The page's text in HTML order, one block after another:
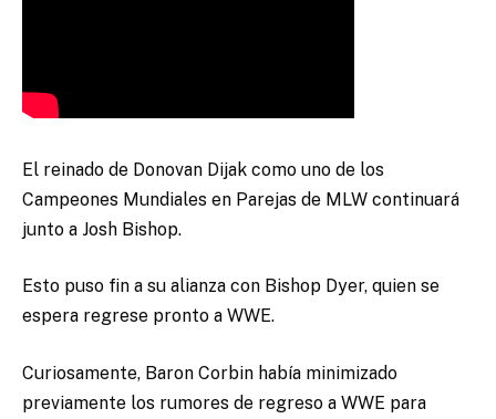
El reinado de Donovan Dijak como uno de los
Campeones Mundiales en Parejas de MLW continuará
junto a Josh Bishop.
Esto puso fin a su alianza con Bishop Dyer, quien se
espera regrese pronto a WWE.
Curiosamente, Baron Corbin había minimizado
previamente los rumores de regreso a WWE para